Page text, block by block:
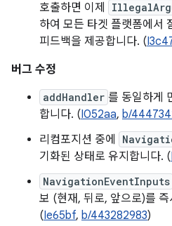
호출하면 이제
하여 모든 타겟 플랫폼에서
피드백을 제공합니다. (
버그 수정
addHandler 를 동일하게
합니다. (I052aa, b/
리컴포지션 중에
기화된 상태로 유지합니다. (
NavigationEventInputs
보 (현재, 뒤로, 앞으로)를
(Ie65bf, b/443282983)